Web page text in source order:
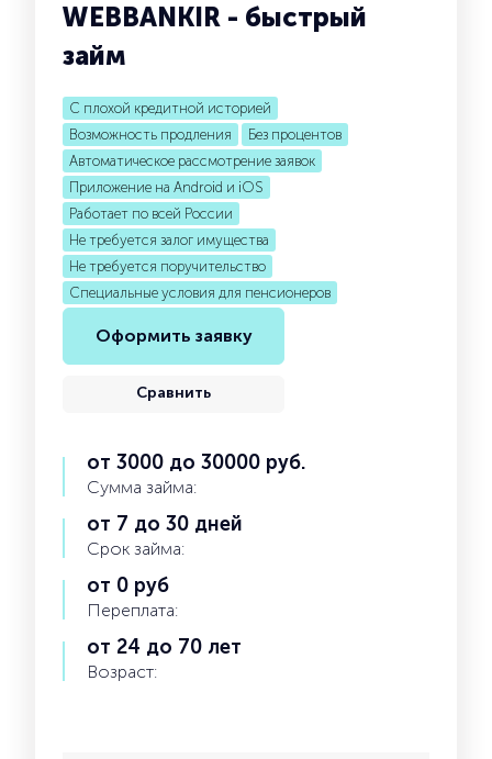
WEBBANKIR - быстрый
займ
С плохой кредитной историей
Возможность продления
Без процентов
Автоматическое рассмотрение заявок
Приложение на Android и iOS
Работает по всей России
Не требуется залог имущества
Не требуется поручительство
Специальные условия для пенсионеров
Оформить заявку
Сравнить
от 3000 до 30000 руб.
Сумма займа:
от 7 до 30 дней
Срок займа:
от 0 руб
Переплата:
от 24 до 70 лет
Возраст: